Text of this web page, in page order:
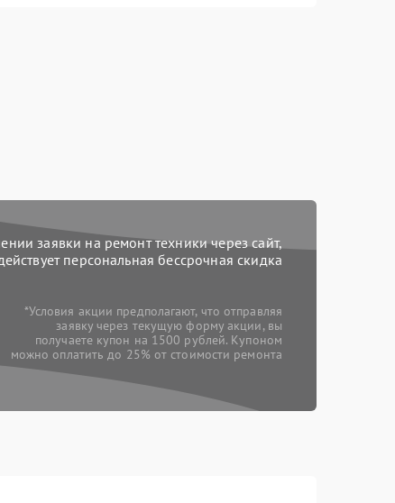
заявки на ремонт техники через сайт,
персональная бессрочная скидка
*Условия акции предполагают, что отправляя
заявку через текущую форму акции, вы
получаете купон на 1500 рублей. Купоном
можно оплатить до 25% от стоимости ремонта